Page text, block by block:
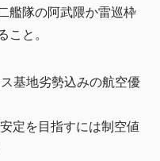
艦隊の阿武隈か雷巡枠
こと。
基地劣勢込みの航空優
定を目指すには制空値